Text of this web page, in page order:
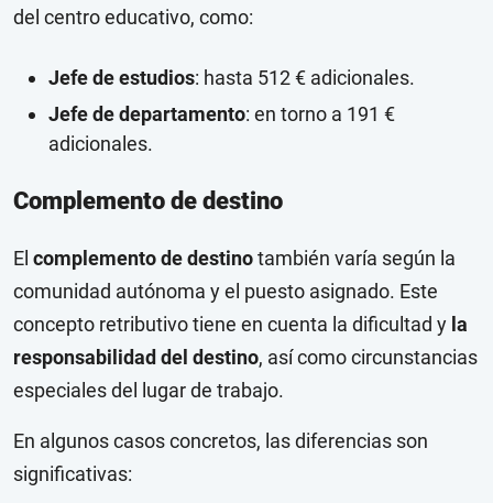
del centro educativo, como:
Jefe de estudios: hasta 512 € adicionales.
Jefe de departamento: en torno a 191 €
adicionales.
Complemento de destino
El complemento de destinotambién varía según la
comunidad autónoma y el puesto asignado. Este
concepto retributivo tiene en cuenta la dificultad y la
responsabilidad del destino, así como circunstancias
especiales del lugar de trabajo.
En algunos casos concretos, las diferencias son
significativas: